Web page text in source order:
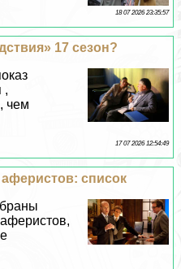
18 07 2026 23:35:57
17 сезон?
,
чем
17 07 2026 12:54:49
список